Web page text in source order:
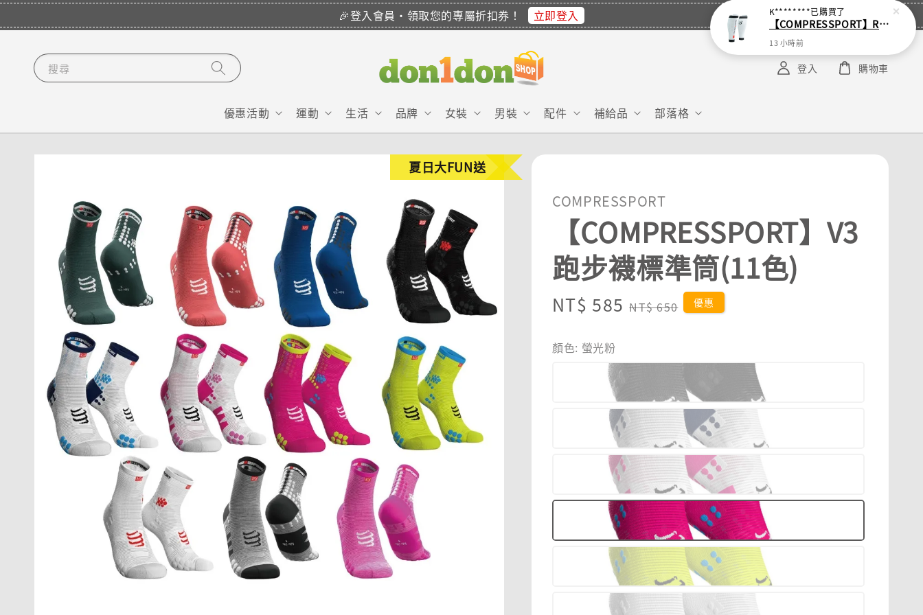
🎉登入會員・領取您的專屬折扣券！ 立即登入
搜尋
優惠活動 運動 生活 品牌 女裝 男裝 配件 補給品 部落格
登入 購物車
夏日大FUN送
COMPRESSPORT
【COMPRESSPORT】V3
跑步襪標準筒(11色)
Sale
NT$ 585 Regular
NT$ 650 優惠
顏色: 螢光粉
K********已購買了
13 小時前